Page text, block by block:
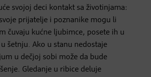
svojoj deci kontakt sa životinjama:
prijatelje i poznanike mogu li
čuvaju kućne ljubimce, posete ih u
šetnju. Ako u stanu nedostaje
u dečjoj sobi može da bude
Gledanje u ribice deluje